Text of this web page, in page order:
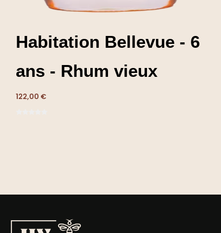
Habitation Bellevue - 6
ans - Rhum vieux
122,00 €